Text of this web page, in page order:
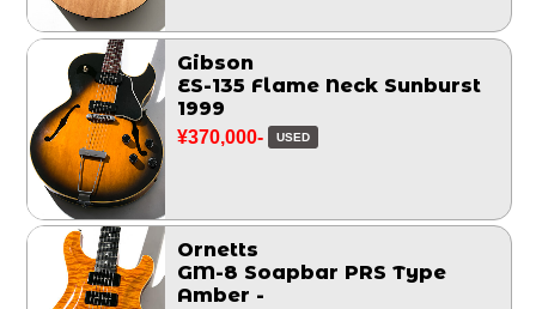
Gibson
ES-135 Flame Neck Sunburst
1999
¥370,000- USED
Ornetts
GM-8 Soapbar PRS Type
Amber -